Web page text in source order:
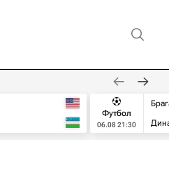
Футбол
06.08 21:30